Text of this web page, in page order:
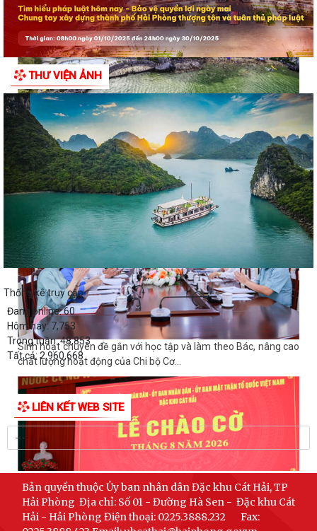
Đặc khu Cát Hải đẩy mạnh thực hiện Nghị quyết số 68-NQ/TW
về phát triển kinh tế tư nhân
Sinh hoạt chuyên đề gắn với học tập và làm theo Bác, nâng cao
chất lượng hoạt động của Chi bộ Cơ...
THƯ VIỆN ẢNH
Thống kê truy cập
Đang online:60
Hôm nay: 7,753
Trong tuần:48,853
Tất cả: 2,960,668
LIÊN KẾT WEB SITE
Bản quyền thuộc Ủy ban nhân dân Đặc khu Cát Hải, TP
Hải Phòng Địa chỉ: Số 01 - Đường Hà Sen - Đặc khu Cát
Hải - Hải Phòng Điện thoại: 0225.3888.232
Fax: